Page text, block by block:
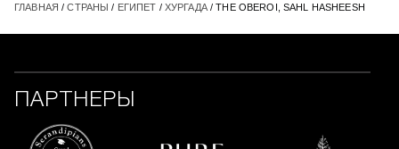
ГЛАВНАЯ /СТРАНЫ / ЕГИПЕТ / ХУРГАДА/ THE OBEROI, SAHL HASHEESH
ПАРТНЕРЫ